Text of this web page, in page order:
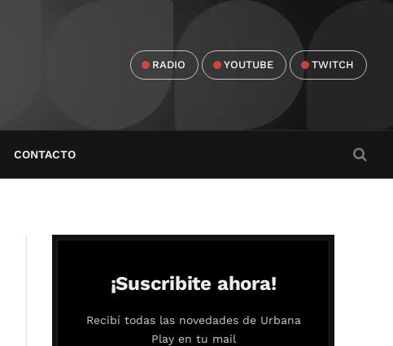
RADIO YOUTUBE TWITCH
CONTACTO
¡Suscribite ahora!
Recibí todas las novedades de Urbana
Play en tu mail